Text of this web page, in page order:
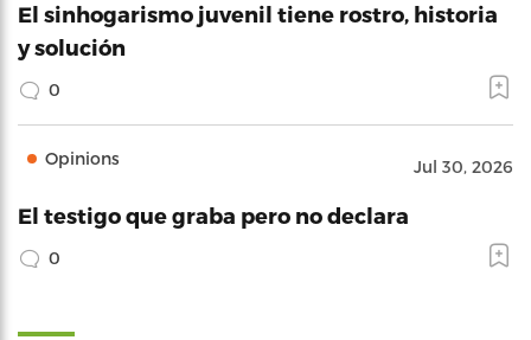
El sinhogarismo juvenil tiene rostro, historia
y solución
0
Opinions Jul 30, 2026
El testigo que graba pero no declara
0